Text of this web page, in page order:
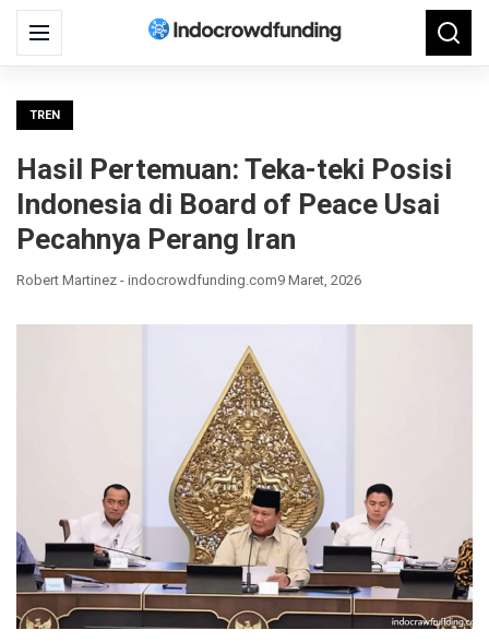
Menu
Search
for:
TREN
Hasil Pertemuan: Teka-teki Posisi
Indonesia di Board of Peace Usai
Pecahnya Perang Iran
Robert Martinez - indocrowdfunding.com9 Maret, 2026